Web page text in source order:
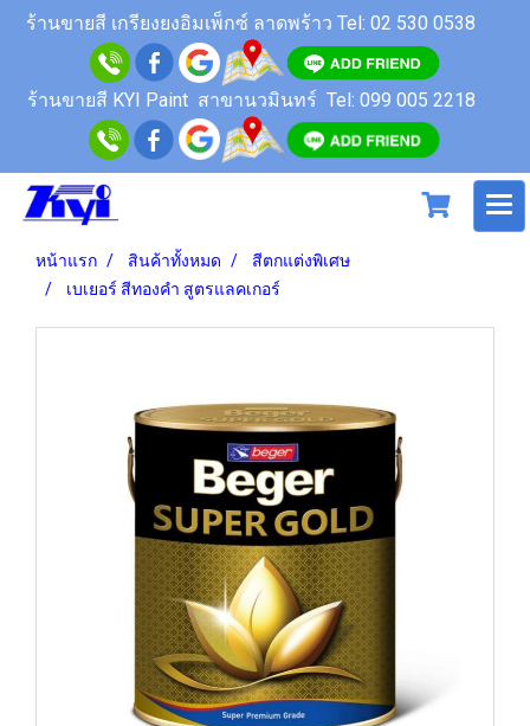
ร้านขายสี เกรียงยงอิมเพ็กซ์ ลาดพร้าว Tel: 02 530 0538
ร้านขายสี KYI Paint สาขานวมินทร์ Tel: 099 005 2218
หน้าแรก สินค้าทั้งหมด
สีตกแต่งพิเศษ
เบเยอร์ สีทองคำ สูตรแลคเกอร์